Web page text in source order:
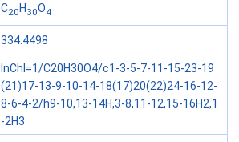
C20 H 30O4
334.4498
InChI=1/C20H30O4/c1-3-5-7-11-15-23-19
(21)17-13-9-10-14-18(17)20(22)24-16-12-
8-6-4-2/h9-10,13-14H,3-8,11-12,15-16H2,1
-2H3